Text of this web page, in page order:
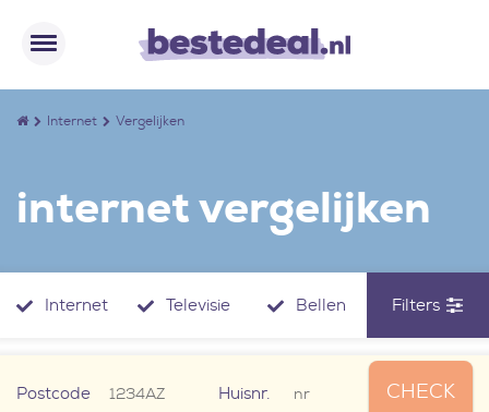
Internet Vergelijken
internet vergelijken
Internet Televisie Bellen Filters
Postcode Huisnr. CHECK